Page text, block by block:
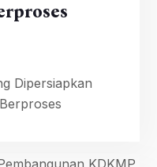
Dipersiapkan